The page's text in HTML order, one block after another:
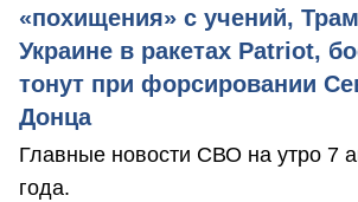
«похищения» с учений,
Украине в ракетах Patriot,
тонут при форсировании
Донца
Главные новости СВО на утро 7
года.